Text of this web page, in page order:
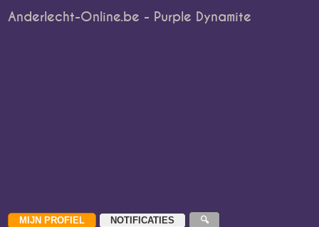
Anderlecht-Online.be - Purple Dynamite